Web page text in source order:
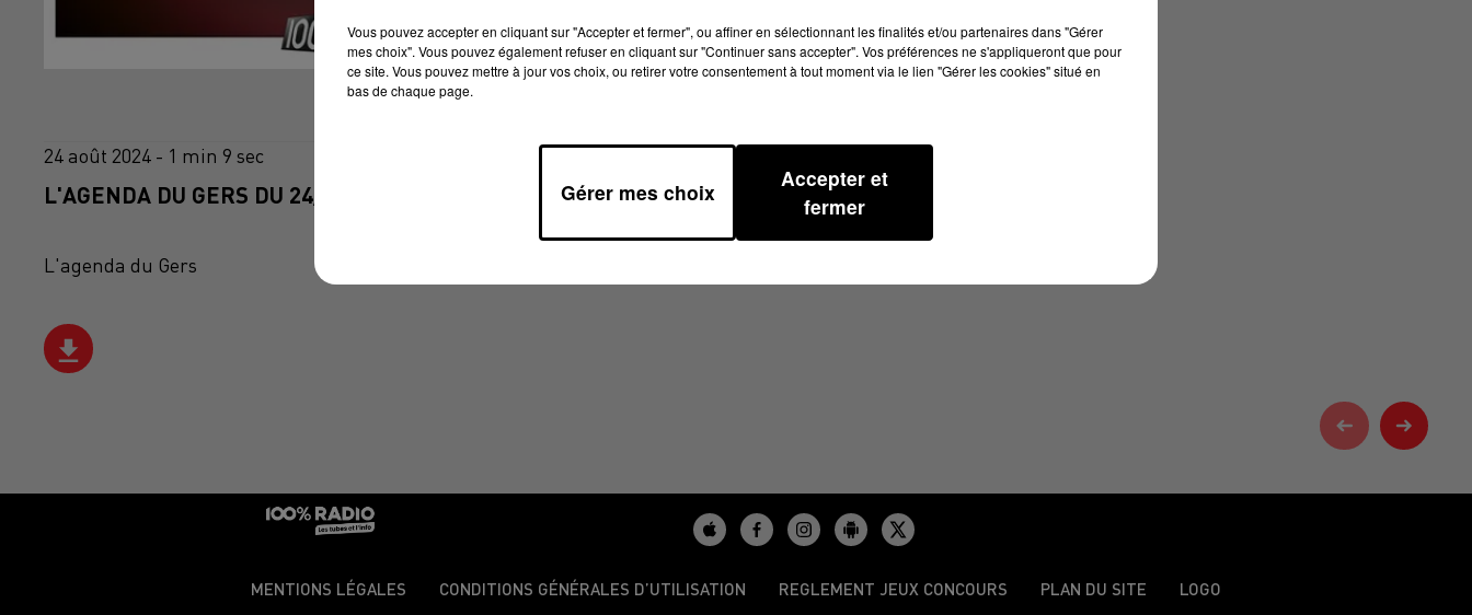
24 août 2024 - 1 min 9 sec
L'AGENDA DU GERS DU 24/08/2024 À 06H38
L'agenda du Gers
MENTIONS LÉGALES CONDITIONS GÉNÉRALES D’UTILISATION REGLEMENT JEUX CONCOURS PLAN DU SITE LOGO
Vous pouvez accepter en cliquant sur "Accepter et fermer", ou affiner en sélectionnant les finalités et/ou partenaires dans "Gérer
mes choix". Vous pouvez également refuser en cliquant sur "Continuer sans accepter". Vos préférences ne s'appliqueront que pour
ce site. Vous pouvez mettre à jour vos choix, ou retirer votre consentement à tout moment via le lien "Gérer les cookies" situé en
bas de chaque page.
Gérer mes choix
Accepter et
fermer